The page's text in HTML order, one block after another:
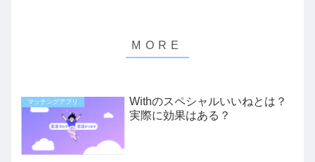
マッチングアプリ
Withのスペシャルいいねとは？
実際に効果はある？